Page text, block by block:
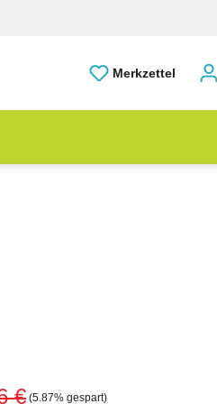
Merkzettel
€ (5.87% gespart)